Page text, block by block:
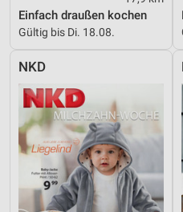
Einfach draußen kochen
Gültig bis Di. 18.08.
NKD
Inhalten
IAB-Besonderheiten:
Verwendung genauer
Geräte anhand von aktiv
Informationen identifizieren
Nicht-IAB-Verarbeitungszwecke:
Notwendig
Performance